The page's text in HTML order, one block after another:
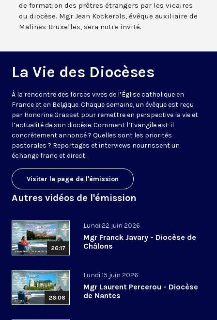
de formation des prêtres étrangers par les vicaires
du diocèse. Mgr Jean Kockerols, évêque auxiliaire de
Malines-Bruxelles, sera notre invité.
La Vie des Diocèses
À la rencontre des forces vives de l’Église catholique en
France et en Belgique. Chaque semaine, un évêque est reçu
par Honorine Grasset pour remettre en perspective la vie et
l’actualité de son diocèse. Comment l’Evangile est-il
concrètement annoncé ? Quelles sont les priorités
pastorales ? Reportages et interviews nourrissent un
échange franc et direct.
Visiter la page de l'émission
Autres vidéos de l'émission
26:17
Lundi 22 juin 2026
Mgr Franck Javary - Diocèse de
Châlons
26:06
Lundi 15 juin 2026
Mgr Laurent Percerou - Diocèse
de Nantes